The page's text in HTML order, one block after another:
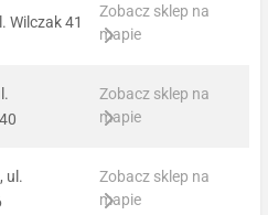
Wilczak 41
Zobacz sklep na
mapie
Zobacz sklep na
mapie
ul.
Zobacz sklep na
mapie